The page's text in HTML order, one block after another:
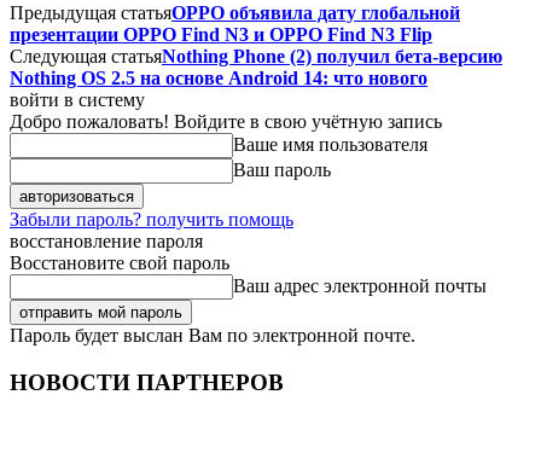
Предыдущая статьяOPPO объявила дату глобальной
презентации OPPO Find N3 и OPPO Find N3 Flip
Следующая статьяNothing Phone (2) получил бета-версию
Nothing OS 2.5 на основе Android 14: что нового
войти в систему
Добро пожаловать! Войдите в свою учётную запись
Ваше имя пользователя
Ваш пароль
Забыли пароль? получить помощь
восстановление пароля
Восстановите свой пароль
Ваш адрес электронной почты
Пароль будет выслан Вам по электронной почте.
НОВОСТИ ПАРТНЕРОВ